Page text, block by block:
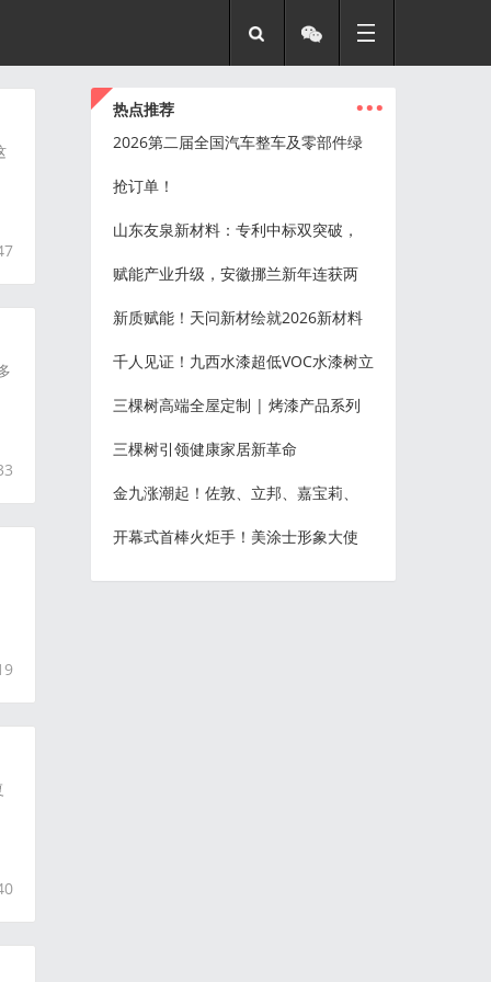
热点推荐 ...
2026第二届全国汽车整车及零部件绿
抢订单！
山东友泉新材料：专利中标双突破，
赋能产业升级，安徽挪兰新年连获两
新质赋能！天问新材绘就2026新材料
千人见证！九西水漆超低VOC水漆树立
三棵树高端全屋定制 | 烤漆产品系列
三棵树引领健康家居新革命
金九涨潮起！佐敦、立邦、嘉宝莉、
开幕式首棒火炬手！美涂士形象大使